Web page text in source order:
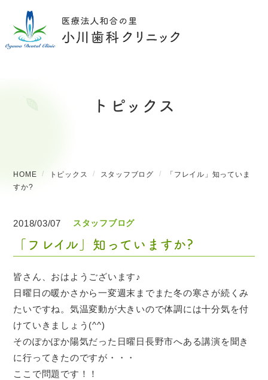
トピックス
HOME トピックス スタッフブログ
「フレイル」知っていま
すか?
2018/03/07 スタッフブログ
「フレイル」知っていますか?
皆さん、おはようございます♪
日曜日の暖かさから一変週末までまた冬の寒さが続くみ
たいですね。気温変動が大きいので体調には十分気を付
けていきましょう(^^)
そのぽかぽか陽気だった日曜日長野市へある講演を聞き
に行ってきたのですが・・・
ここで問題です！！